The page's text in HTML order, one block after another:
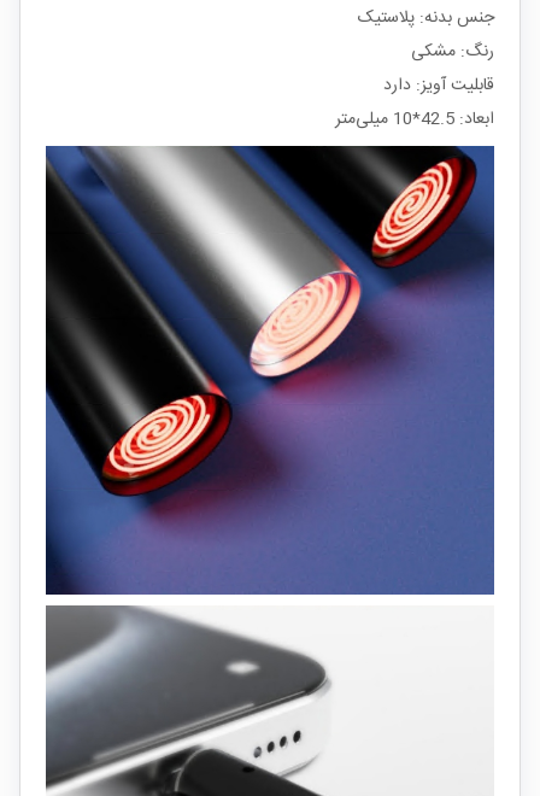
جنس بدنه: پلاستیک
رنگ‌: مشکی
قابلیت آویز: دارد
ابعاد: 42.5*10 میلی‌متر